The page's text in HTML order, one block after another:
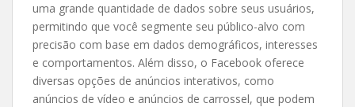
uma grande quantidade de dados sobre seus usuários,
permitindo que você segmente seu público-alvo com
precisão com base em dados demográficos, interesses
e comportamentos. Além disso, o Facebook oferece
diversas opções de anúncios interativos, como
anúncios de vídeo e anúncios de carrossel, que podem